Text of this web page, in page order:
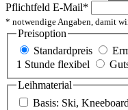
Pflichtfeld E-Mail*
* notwendige Angaben, damit
Preisoption
Standardpreis
1 Stunde flexibel
Leihmaterial
Basis: Ski,